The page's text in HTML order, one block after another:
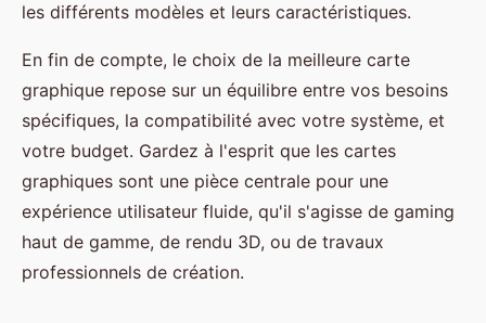
les différents modèles et leurs caractéristiques.
En fin de compte, le choix de la meilleure carte
graphique repose sur un équilibre entre vos besoins
spécifiques, la compatibilité avec votre système, et
votre budget. Gardez à l'esprit que les cartes
graphiques sont une pièce centrale pour une
expérience utilisateur fluide, qu'il s'agisse de gaming
haut de gamme, de rendu 3D, ou de travaux
professionnels de création.